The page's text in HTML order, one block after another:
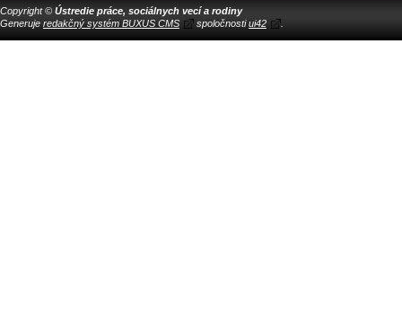
Copyright © Ústredie práce, sociálnych vecí a rodiny
Generuje redakčný systém BUXUS CMS spoločnostiui42